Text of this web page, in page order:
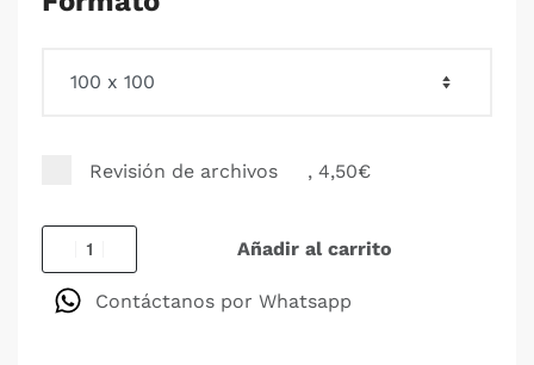
Revisión de archivos , 4,50€
Añadir al carrito
Contáctanos por Whatsapp